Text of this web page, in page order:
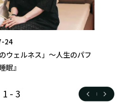
24
ウェルネス」～人生のパフ
眠』
1 - 3